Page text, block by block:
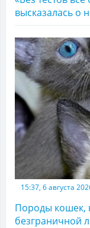
высказалась о
15:37, 6 августа
Породы кошек,
безграничной